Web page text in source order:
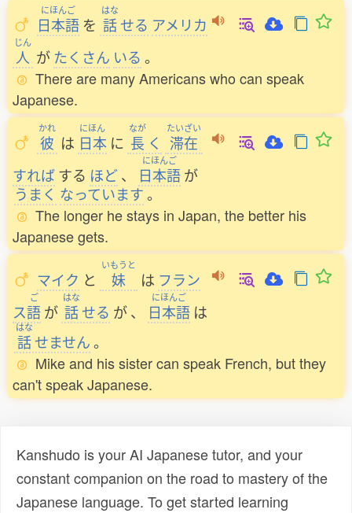
にほんご
日本語 を
はな
話せる アメリカ
じん
人 がたくさん いる 。
There are many Americans who can speak
Japanese.
かれ
彼 は
にほん
日本 に
なが
長 く
たいざい
滞在
すればする ほど、
にほんご
日本語が
うまく なっています。
The longer he stays in Japan, the better his
Japanese gets.
マイク と
いもうと
妹 は フラン
ス
ご
語が
はな
話せる が、
にほんご
日本語 は
はな
話せません。
Mike and his sister can speak French, but they
can't speak Japanese.
Kanshudo is your AI Japanese tutor, and your
constant companion on the road to mastery of the
Japanese language. To get started learning